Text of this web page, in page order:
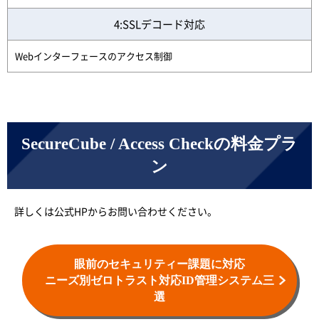
4:SSLデコード対応
Webインターフェースのアクセス制御
SecureCube / Access Checkの料金プラ
ン
詳しくは公式HPからお問い合わせください。
眼前のセキュリティー課題に対応
ニーズ別ゼロトラスト対応ID管理システム三
選